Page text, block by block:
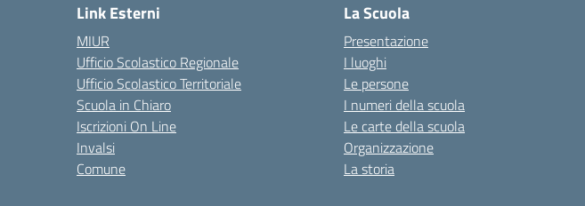
Link Esterni
MIUR
Ufficio Scolastico Regionale
Ufficio Scolastico Territoriale
Scuola in Chiaro
Iscrizioni On Line
Invalsi
Comune
La Scuola
Presentazione
I luoghi
Le persone
I numeri della scuola
Le carte della scuola
Organizzazione
La storia